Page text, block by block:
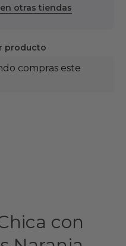
otras tiendas
producto
compras este
con